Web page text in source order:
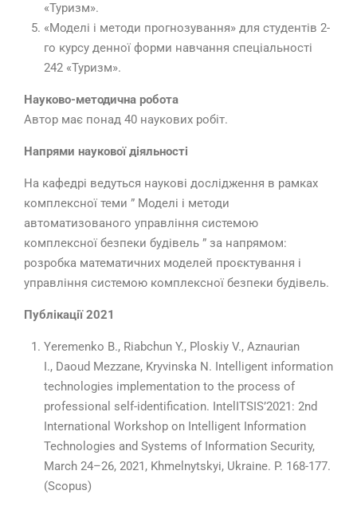
«Туризм».
«Моделі і методи прогнозування» для студентів 2-
го курсу денної форми навчання спеціальності
242 «Туризм».
Науково-методична робота
Автор має понад 40 наукових робіт.
Напрями наукової діяльності
На кафедрі ведуться наукові дослідження в рамках
комплексної теми ” Моделі і методи
автоматизованого управління системою
комплексної безпеки будівель ” за напрямом:
розробка математичних моделей проєктування і
управління системою комплексної безпеки будівель.
Публікації 2021
Yeremenko B., Riabchun Y., Ploskiy V., Aznaurian
I., Daoud Mezzane, Kryvinska N. Intelligent information
technologies implementation to the process of
professional self-identification. IntelITSIS’2021: 2nd
International Workshop on Intelligent Information
Technologies and Systems of Information Security,
March 24–26, 2021, Khmelnytskyi, Ukraine. P. 168-177.
(Scopus)